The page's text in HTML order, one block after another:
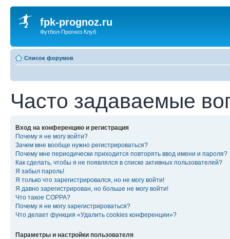
fpk-prognoz.ru
Футбол-Прогноз Клуб
Список форумов
Часто задаваемые
Вход на конференцию и регистрация
Почему я не могу войти?
Зачем мне вообще нужно регистрироваться?
Почему мне периодически приходится повторять ввод имени и пароля?
Как сделать, чтобы я не появлялся в списке активных пользователей?
Я забыл пароль!
Я только что зарегистрировался, но не могу войти!
Я давно зарегистрирован, но больше не могу войти!
Что такое COPPA?
Почему я не могу зарегистрироваться?
Что делает функция «Удалить cookies конференции»?
Параметры и настройки пользователя